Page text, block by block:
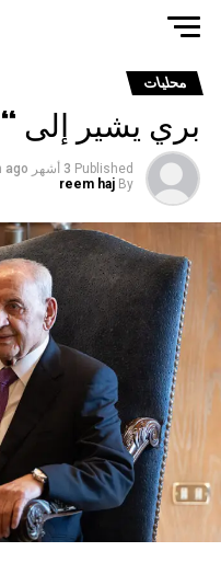
محليات
بري يشير إلى
Published 3 أشهر ago
By
reem haj